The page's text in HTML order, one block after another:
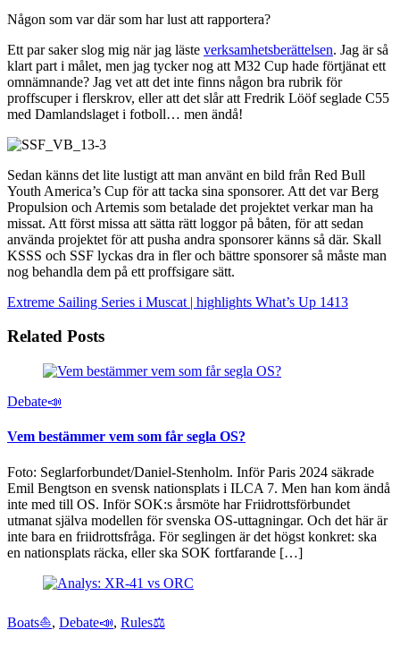
Någon som var där som har lust att rapportera?
Ett par saker slog mig när jag läste verksamhetsberättelsen. Jag är så
klart part i målet, men jag tycker nog att M32 Cup hade förtjänat ett
omnämnande? Jag vet att det inte finns någon bra rubrik för
proffscuper i flerskrov, eller att det slår att Fredrik Lööf seglade C55
med Damlandslaget i fotboll… men ändå!
Sedan känns det lite lustigt att man använt en bild från Red Bull
Youth America’s Cup för att tacka sina sponsorer. Att det var Berg
Propulsion och Artemis som betalade det projektet verkar man ha
missat. Att först missa att sätta rätt loggor på båten, för att sedan
använda projektet för att pusha andra sponsorer känns så där. Skall
KSSS och SSF lyckas dra in fler och bättre sponsorer så måste man
nog behandla dem på ett proffsigare sätt.
Extreme Sailing Series i Muscat | highlights What’s Up 1413
Related Posts
Debate📣
Vem bestämmer vem som får segla OS?
Foto: Seglarforbundet/Daniel-Stenholm. Inför Paris 2024 säkrade
Emil Bengtson en svensk nationsplats i ILCA 7. Men han kom ändå
inte med till OS. Inför SOK:s årsmöte har Friidrottsförbundet
utmanat själva modellen för svenska OS-uttagningar. Och det här är
inte bara en friidrottsfråga. För seglingen är det högst konkret: ska
en nationsplats räcka, eller ska SOK fortfarande […]
Boats⛵️, Debate📣, Rules⚖️